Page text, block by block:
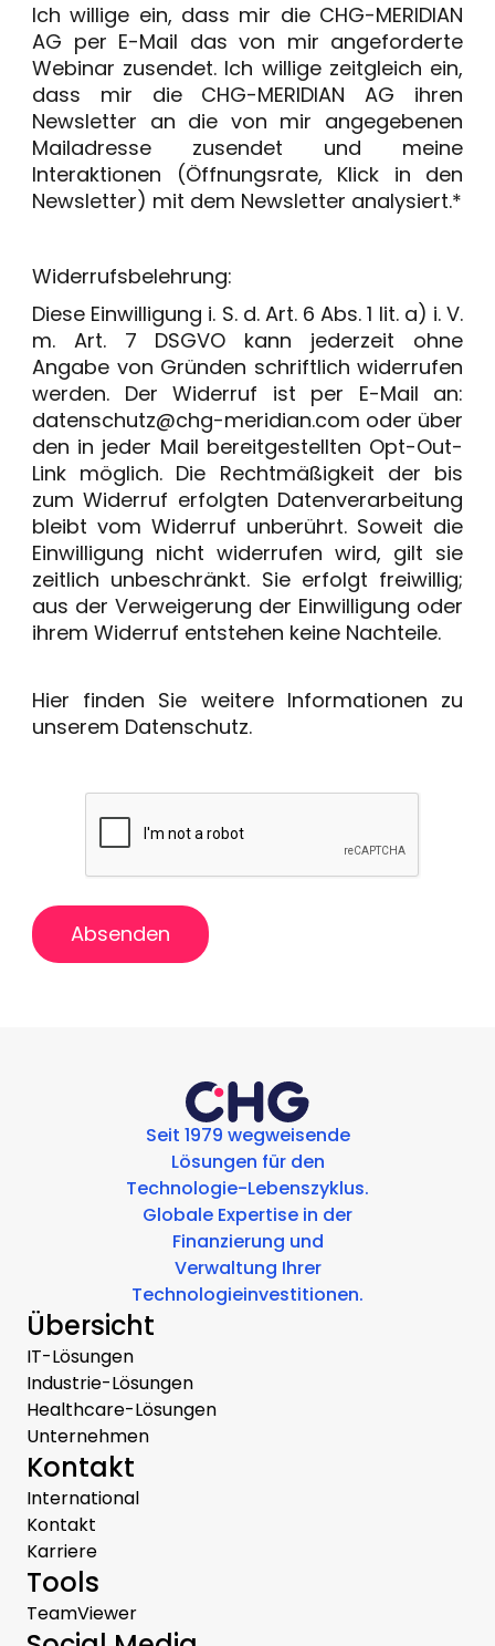
Ich willige ein, dass mir die CHG-MERIDIAN
AG per E-Mail das von mir angeforderte
Webinar zusendet. Ich willige zeitgleich ein,
dass mir die CHG-MERIDIAN AG ihren
Newsletter an die von mir angegebenen
Mailadresse zusendet und meine
Interaktionen (Öffnungsrate, Klick in den
Newsletter) mit dem Newsletter analysiert.*
Widerrufsbelehrung:
Diese Einwilligung i. S. d. Art. 6 Abs. 1 lit. a) i. V.
m. Art. 7 DSGVO kann jederzeit ohne
Angabe von Gründen schriftlich widerrufen
werden. Der Widerruf ist per E-Mail an:
datenschutz@chg-meridian.com oder über
den in jeder Mail bereitgestellten Opt-Out-
Link möglich. Die Rechtmäßigkeit der bis
zum Widerruf erfolgten Datenverarbeitung
bleibt vom Widerruf unberührt. Soweit die
Einwilligung nicht widerrufen wird, gilt sie
zeitlich unbeschränkt. Sie erfolgt freiwillig;
aus der Verweigerung der Einwilligung oder
ihrem Widerruf entstehen keine Nachteile.
Hier finden Sie weitere Informationen zu
unserem Datenschutz.
Absenden
Seit 1979 wegweisende
Lösungen für den
Technologie-Lebenszyklus.
Globale Expertise in der
Finanzierung und
Verwaltung Ihrer
Technologieinvestitionen.
Übersicht
IT-Lösungen
Industrie-Lösungen
Healthcare-Lösungen
Unternehmen
Kontakt
International
Kontakt
Karriere
Tools
TeamViewer